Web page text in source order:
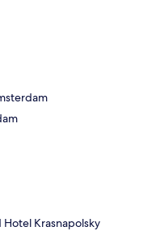
Krasnapolsky